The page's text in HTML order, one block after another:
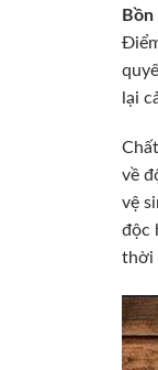
Bồn
lại
về
vệ
độc
thời